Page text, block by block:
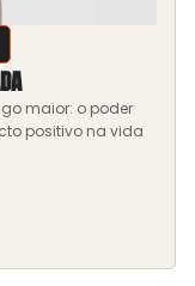
maior: o poder
positivo na vida